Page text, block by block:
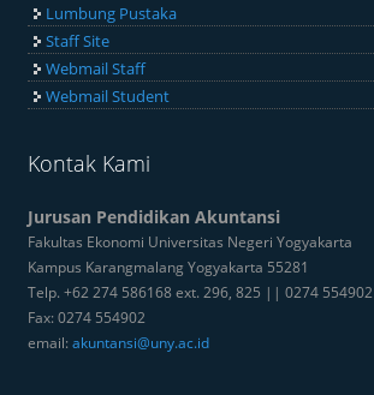
Lumbung Pustaka
Staff Site
Webmail Staff
Webmail Student
Kontak Kami
Jurusan Pendidikan Akuntansi
Fakultas Ekonomi Universitas Negeri Yogyakarta
Kampus Karangmalang Yogyakarta 55281
Telp. +62 274 586168 ext. 296, 825 || 0274 554902
Fax: 0274 554902
email:akuntansi@uny.ac.id